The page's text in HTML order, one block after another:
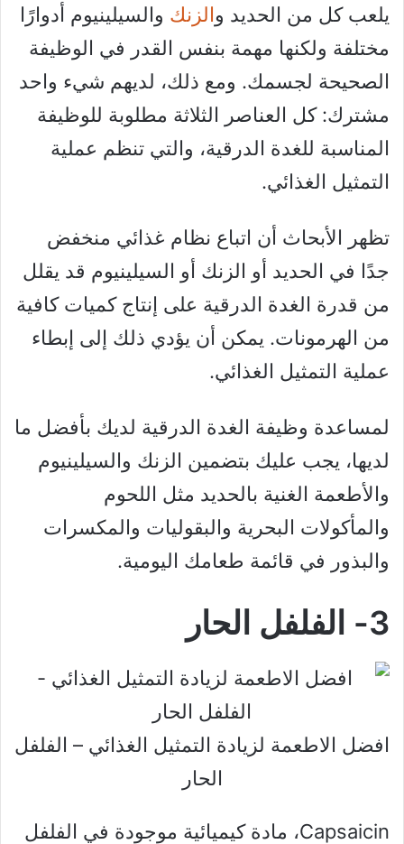
يلعب كل من الحديد والزنك والسيلينيوم أدوارًا
مختلفة ولكنها مهمة بنفس القدر في الوظيفة
الصحيحة لجسمك. ومع ذلك، لديهم شيء واحد
مشترك: كل العناصر الثلاثة مطلوبة للوظيفة
المناسبة للغدة الدرقية، والتي تنظم عملية
التمثيل الغذائي.
تظهر الأبحاث أن اتباع نظام غذائي منخفض
جدًا في الحديد أو الزنك أو السيلينيوم قد يقلل
من قدرة الغدة الدرقية على إنتاج كميات كافية
من الهرمونات. يمكن أن يؤدي ذلك إلى إبطاء
عملية التمثيل الغذائي.
لمساعدة وظيفة الغدة الدرقية لديك بأفضل ما
لديها، يجب عليك بتضمين الزنك والسيلينيوم
والأطعمة الغنية بالحديد مثل اللحوم
والمأكولات البحرية والبقوليات والمكسرات
والبذور في قائمة طعامك اليومية.
3- الفلفل الحار
افضل الاطعمة لزيادة التمثيل الغذائي – الفلفل
الحار
Capsaicin، مادة كيميائية موجودة في الفلفل